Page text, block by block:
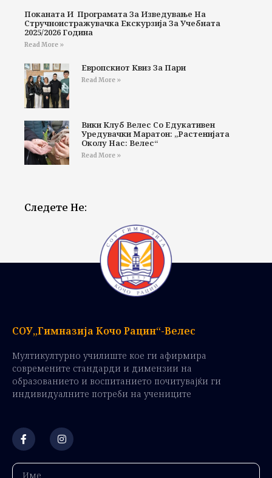
Поканата И Програмата За Изведување На
Стручноистражувачка Екскурзија За Учебната
2025/2026 Година
Read More »
Европскиот Квиз За Пари
Read More »
Вики Клуб Велес Со Едукативен
Уредувачки Маратон: „Растенијата
Околу Нас: Велес“
Read More »
Следете Не:
СОУ„Гимназија Кочо Рацин“-Велес
Мултикултурно училиште кое ги афирмира
современите стандарди и димензии на
образованието и воспитанието почитувајќи ги
индивидуалните потреби на учениците